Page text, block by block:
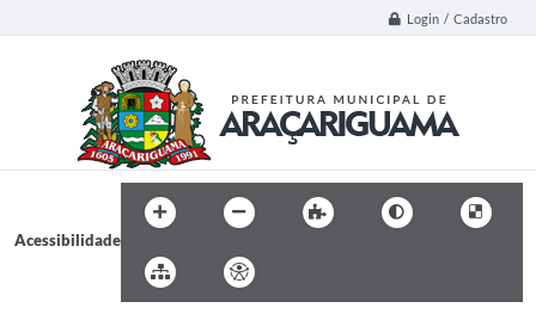
Login / Cadastro
Acessibilidade